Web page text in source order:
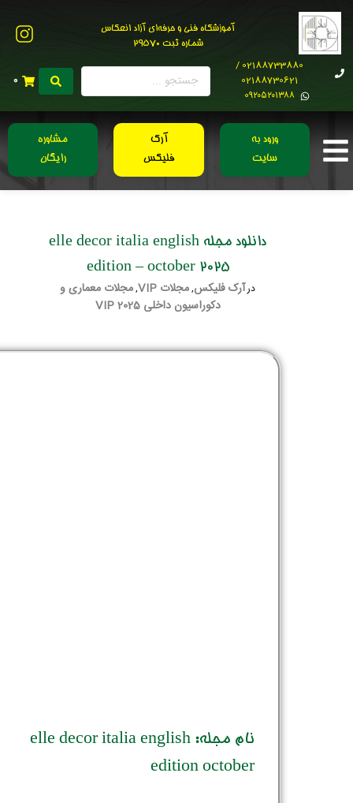
آموزشگاه فنی و حرفه‌ای آزاد انعکاس
شماره ثبت 29570
02188733880 /
02188730621
0۹۲۰۵۲۰۱۳۸۸
0
ورود به
سایت
آرک
فلیکس
مشاوره
رایگان
دانلود مجله elle decor italia english
edition – october 2025
درآرک فلیکس,مجلات VIP ,مجلات معماری و
دکوراسیون داخلی 2025 VIP
نام مجله: elle decor italia english
edition october